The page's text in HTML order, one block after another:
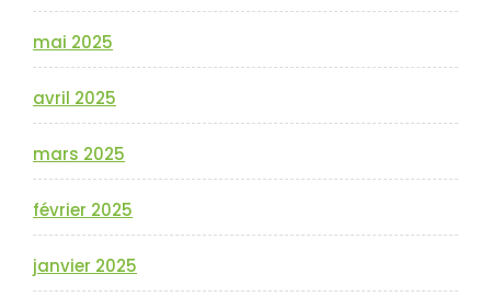
mai 2025
avril 2025
mars 2025
février 2025
janvier 2025